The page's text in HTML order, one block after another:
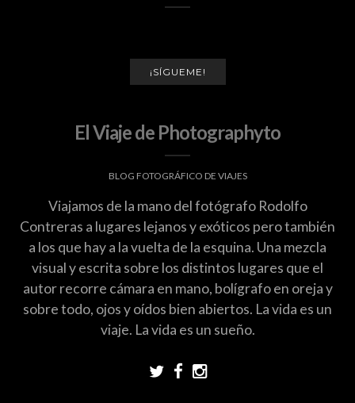
¡SÍGUEME!
El Viaje de Photographyto
BLOG FOTOGRÁFICO DE VIAJES
Viajamos de la mano del fotógrafo Rodolfo
Contreras a lugares lejanos y exóticos pero también
a los que hay a la vuelta de la esquina. Una mezcla
visual y escrita sobre los distintos lugares que el
autor recorre cámara en mano, bolígrafo en oreja y
sobre todo, ojos y oídos bien abiertos. La vida es un
viaje. La vida es un sueño.